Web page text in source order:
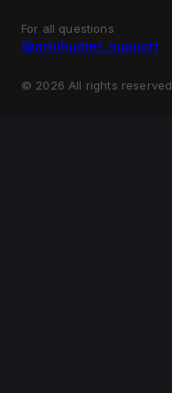
For all questions
@arbihunter_support
© 2026 All rights reserved